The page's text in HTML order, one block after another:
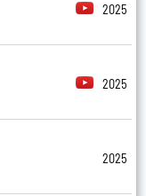
2025
2025
2025